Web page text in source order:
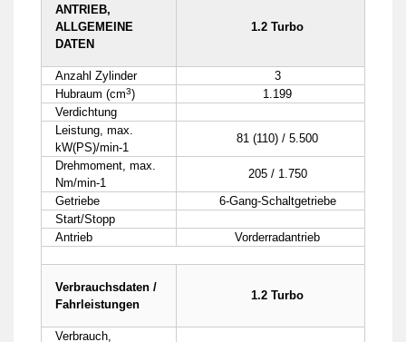
ANTRIEB,
ALLGEMEINE
DATEN
1.2 Turbo
Anzahl Zylinder
3
Hubraum (cm3)
1.199
Verdichtung
Leistung, max.
kW(PS)/min-1
81 (110) / 5.500
Drehmoment, max.
Nm/min-1
205 / 1.750
Getriebe
6-Gang-Schaltgetriebe
Start/Stopp
Antrieb
Vorderradantrieb
Verbrauchsdaten /
Fahrleistungen
1.2 Turbo
Verbrauch,